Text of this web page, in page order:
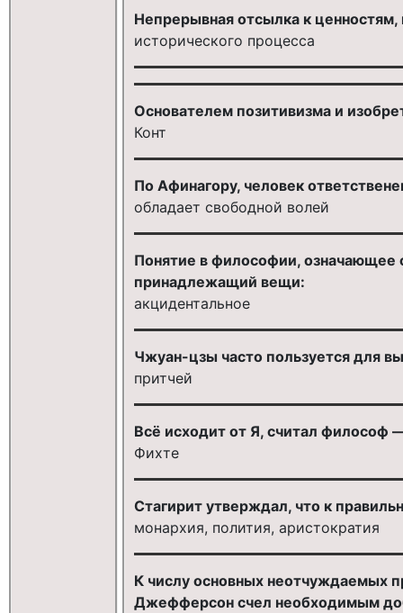
Непрерывная отсылка к
исторического процесса
Основателем позитивизма и
Конт
По Афинагору, человек
обладает свободной волей
Понятие в философии, означающее
принадлежащий вещи:
акцидентальное
Чжуан-цзы часто пользуется для
притчей
Всё исходит от Я, считал философ
Фихте
Стагирит утверждал, что к
монархия, полития, аристократия
К числу основных неотчуждаемых
Джефферсон счел необходимым